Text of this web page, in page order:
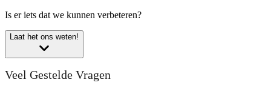
Is er iets dat we kunnen verbeteren?
Laat het ons weten!
Veel Gestelde Vragen